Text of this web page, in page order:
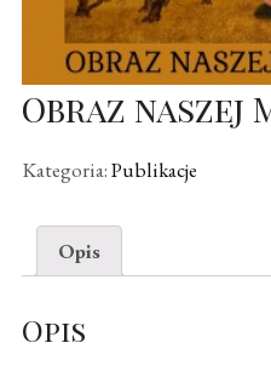
Obraz naszej
Kategoria:Publikacje
Opis
Opis